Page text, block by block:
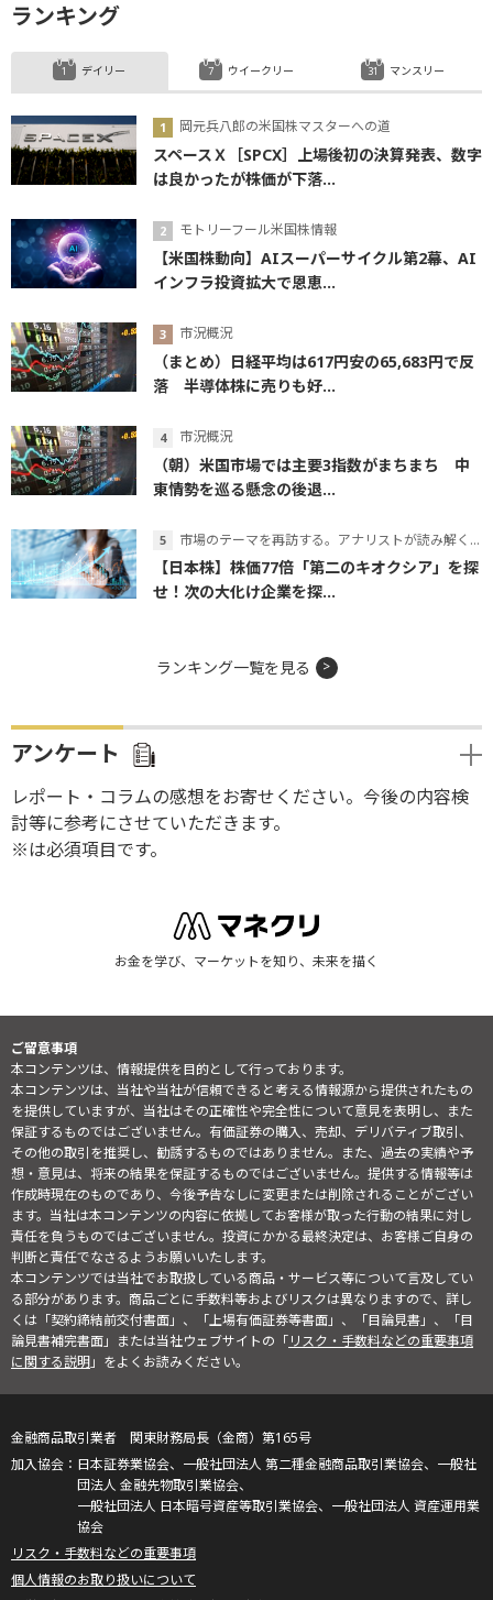
ランキング
デイリー
岡元兵八郎の米国株マスターへの道
スペースＸ［SPCX］上場後初の決算発表、数字
は良かったが株価が下落...
モトリーフール米国株情報
【米国株動向】AIスーパーサイクル第2幕、AI
インフラ投資拡大で恩恵...
市況概況
（まとめ）日経平均は617円安の65,683円で反
落 半導体株に売りも好...
市況概況
（朝）米国市場では主要3指数がまちまち 中
東情勢を巡る懸念の後退...
市場のテーマを再訪する。アナリストが読み解くテーマの本質
【日本株】株価77倍「第二のキオクシア」を探
せ！次の大化け企業を探...
ウイークリー マンスリー
ランキング一覧を見る
アンケート
レポート・コラムの感想をお寄せください。今後の内容検
討等に参考にさせていただきます。
※は必須項目です。
お金を学び、マーケットを知り、未来を描く
ご留意事項
本コンテンツは、情報提供を目的として行っております。
本コンテンツは、当社や当社が信頼できると考える情報源から提供されたもの
を提供していますが、当社はその正確性や完全性について意見を表明し、また
保証するものではございません。有価証券の購入、売却、デリバティブ取引、
その他の取引を推奨し、勧誘するものではありません。また、過去の実績や予
想・意見は、将来の結果を保証するものではございません。提供する情報等は
作成時現在のものであり、今後予告なしに変更または削除されることがござい
ます。当社は本コンテンツの内容に依拠してお客様が取った行動の結果に対し
責任を負うものではございません。投資にかかる最終決定は、お客様ご自身の
判断と責任でなさるようお願いいたします。
本コンテンツでは当社でお取扱している商品・サービス等について言及してい
る部分があります。商品ごとに手数料等およびリスクは異なりますので、詳し
くは「契約締結前交付書面」、「上場有価証券等書面」、「目論見書」、「目
論見書補完書面」または当社ウェブサイトの「リスク・手数料などの重要事項
に関する説明」をよくお読みください。
金融商品取引業者 関東財務局長（金商）第165号
日本証券業協会、一般社団法人 第二種金融商品取引業協会、一般社
団法人 金融先物取引業協会、
一般社団法人 日本暗号資産等取引業協会、一般社団法人 資産運用業
協会
リスク・手数料などの重要事項
個人情報のお取り扱いについて